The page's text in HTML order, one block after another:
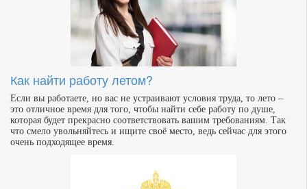
Как найти работу летом?
Если вы работаете, но вас не устраивают условия труда, то лето –
это отличное время для того, чтобы найти себе работу по душе,
которая будет прекрасно соответствовать вашим требованиям. Так
что смело увольняйтесь и ищите своё место, ведь сейчас для этого
очень подходящее время.